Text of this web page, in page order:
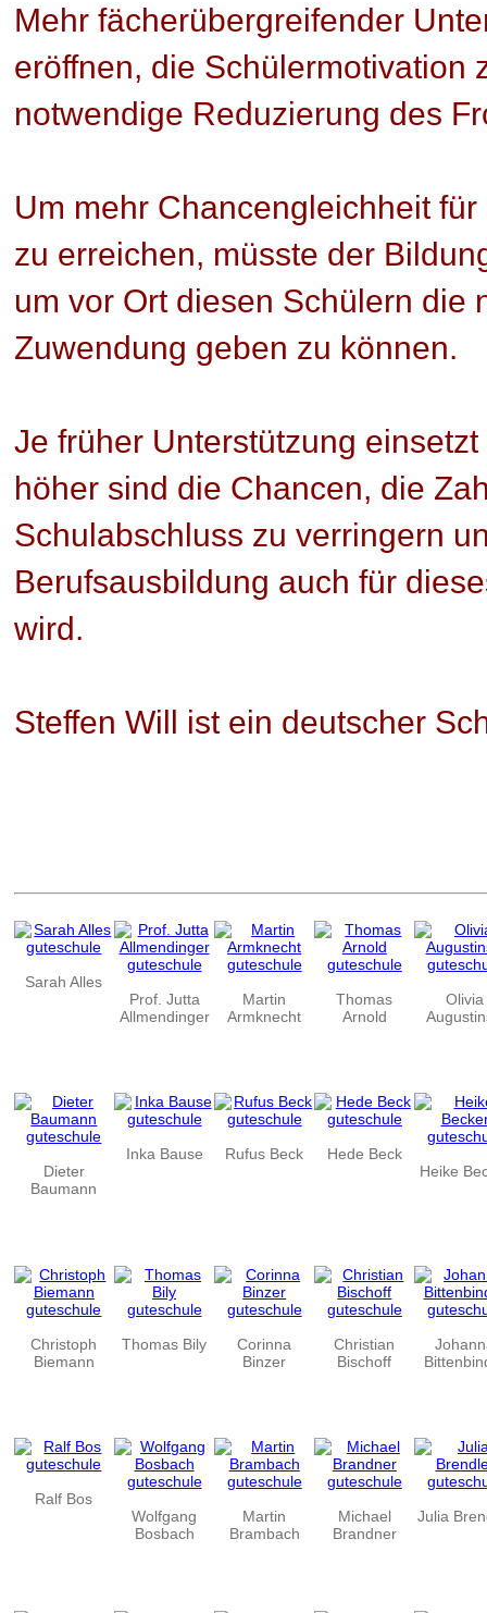
Mehr fächerübergreifender
eröffnen, die Schülermotivation
notwendige Reduzierung des
Um mehr Chancengleichheit
zu erreichen, müsste der
um vor Ort diesen Schülern die
Zuwendung geben zu können.
Je früher Unterstützung
höher sind die Chancen, die
Schulabschluss zu verringern
Berufsausbildung auch für
wird.
Steffen Will ist ein deutscher
Sarah Alles
Prof. Jutta
Allmendinger
Martin
Armknecht
Thomas
Arnold
Olivia
Dieter
Baumann
Inka Bause Rufus Beck
Hede Beck
Heike
Christoph
Biemann
Thomas Bily
Corinna
Binzer
Christian
Bischoff
Ralf Bos
Wolfgang
Bosbach
Martin
Brambach
Michael
Brandner
Julia